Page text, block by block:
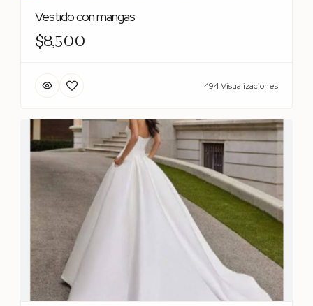
Vestido con mangas
$8,500
494 Visualizaciones